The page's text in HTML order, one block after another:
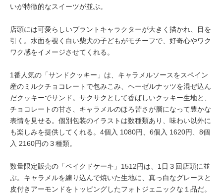
いが特徴的なスイーツが並ぶ。
店頭には可愛らしいブラントキャラクターが大きく描かれ、目を
引く。水面を覗く白い柴犬の子どもがモチーフで、好奇心やワク
ワク感をイメージさせてくれる。
1番人気の「サンドクッキー」は、キャラメルソースをスペイン
産のミルクチョコレートで包みこみ、ヘーゼルナッツを混ぜ込ん
だクッキーでサンド。サクサクとして香ばしいクッキー生地と、
チョコレートの甘さ、キャラメルのほろ苦さが層になって豊かな
表情を見せる。個別包装のイラストは数種類あり、味わい以外に
も楽しみを提供してくれる。4個入 1080円、6個入 1620円、8個
入 2160円の３種類。
数量限定販売の「ベイクドケーキ」1512円は、1日３回店頭に並
ぶ。キャラメルを練り込んで焼いた生地に、真っ白なグレースと
皮付きアーモンドをトッピングしたフォトジェニックな１品だ。